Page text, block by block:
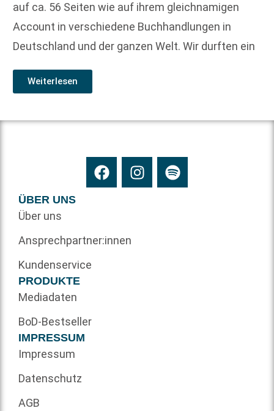
auf ca. 56 Seiten wie auf ihrem gleichnamigen
Account in verschiedene Buchhandlungen in
Deutschland und der ganzen Welt. Wir durften ein
Weiterlesen
ÜBER UNS
Über uns
Ansprechpartner:innen
Kundenservice
PRODUKTE
Mediadaten
BoD-Bestseller
IMPRESSUM
Impressum
Datenschutz
AGB